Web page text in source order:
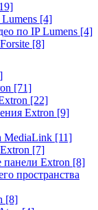
[4]
по IP Lumens [4]
[8]
[71]
[22]
Extron [9]
MediaLink [11]
[7]
Extron [8]
пространства
[8]